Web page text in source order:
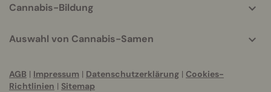
Cannabis-Bildung
Auswahl von Cannabis-Samen
AGB | Impressum | Datenschutzerklärung | Cookies-
Richtlinien | Sitemap